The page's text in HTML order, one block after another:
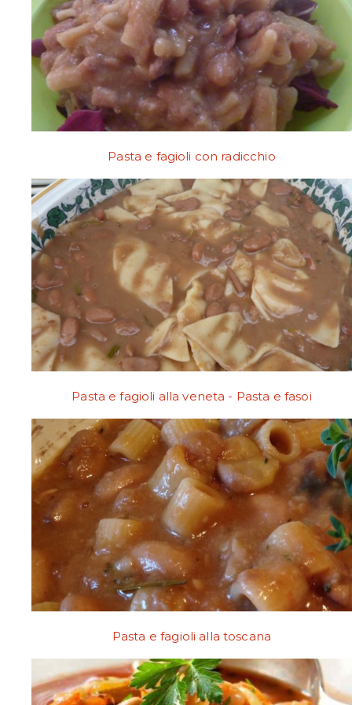
Pasta e fagioli con radicchio
Pasta e fagioli alla veneta - Pasta e fasoi
Pasta e fagioli alla toscana